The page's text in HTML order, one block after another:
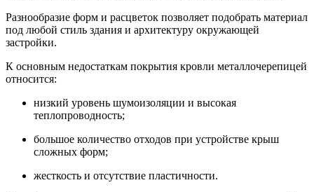
Разнообразие форм и расцветок позволяет подобрать материал
под любой стиль здания и архитектуру окружающей
застройки.
К основным недостаткам покрытия кровли металлочерепицей
относится:
низкий уровень шумоизоляции и высокая
теплопроводность;
большое количество отходов при устройстве крыш
сложных форм;
жесткость и отсутствие пластичности.